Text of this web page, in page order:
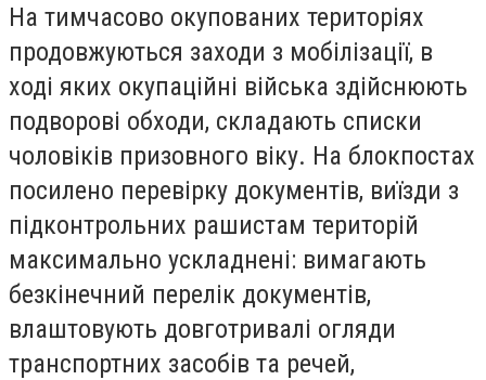
На тимчасово окупованих територіях
продовжуються заходи з мобілізації, в
ході яких окупаційні війська здійснюють
подворові обходи, складають списки
чоловіків призовного віку. На блокпостах
посилено перевірку документів, виїзди з
підконтрольних рашистам територій
максимально ускладнені: вимагають
безкінечний перелік документів,
влаштовують довготривалі огляди
транспортних засобів та речей,